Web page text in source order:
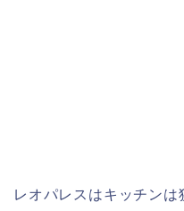
レオパレスはキッチン